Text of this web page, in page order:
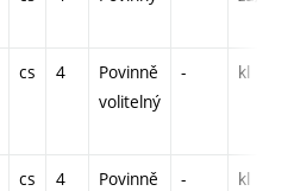
cs 4
Povinně
volitelný
- kl
cs 4
Povinně
- kl